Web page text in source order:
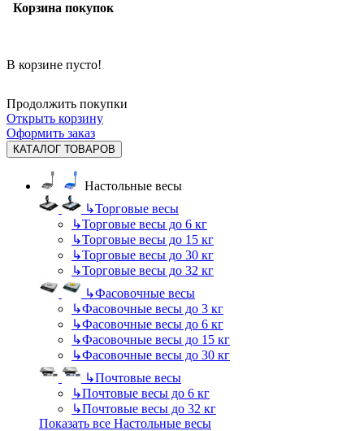
Корзина покупок
В корзине пусто!
Продолжить покупки
Открыть корзину
Оформить заказ
КАТАЛОГ ТОВАРОВ
Настольные весы
↳Торговые весы
↳Торговые весы до 6 кг
↳Торговые весы до 15 кг
↳Торговые весы до 30 кг
↳Торговые весы до 32 кг
↳Фасовочные весы
↳Фасовочные весы до 3 кг
↳Фасовочные весы до 6 кг
↳Фасовочные весы до 15 кг
↳Фасовочные весы до 30 кг
↳Почтовые весы
↳Почтовые весы до 6 кг
↳Почтовые весы до 32 кг
Показать все Настольные весы